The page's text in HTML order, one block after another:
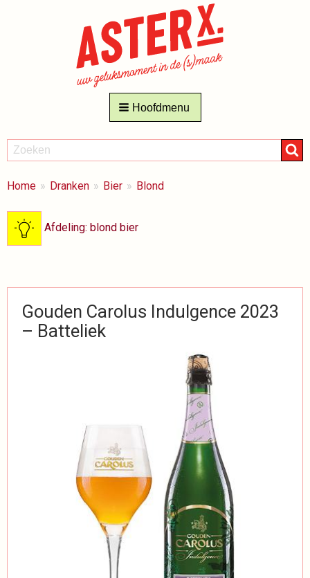
Hoofdmenu
ZOEKEN
Zoeken
BREADCRUMBS
Je
hier:
Home Dranken Bier Blond
Afdeling: blond bier
Gouden Carolus Indulgence 2023
– Batteliek